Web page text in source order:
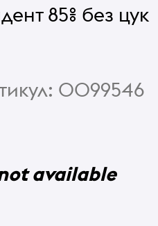
85% без цук
0099546
available